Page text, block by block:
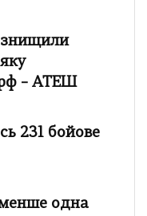
знищили
рф – АТЕШ
231 бойове
одна